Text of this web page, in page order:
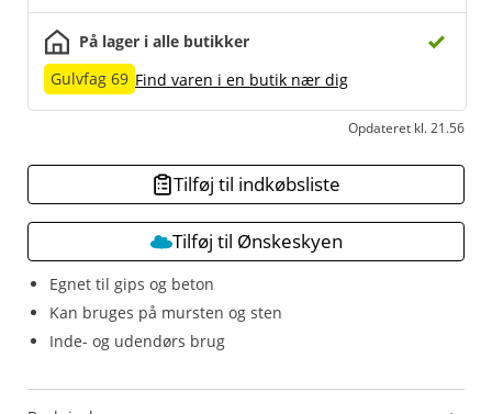
Egnet til gips og beton
Kan bruges på mursten og sten
Inde- og udendørs brug
På lager i alle butikker
Gulvfag 69 Find varen i en butik nær dig
Opdateret kl. 21.56
Tilføj til indkøbsliste
Tilføj til Ønskeskyen